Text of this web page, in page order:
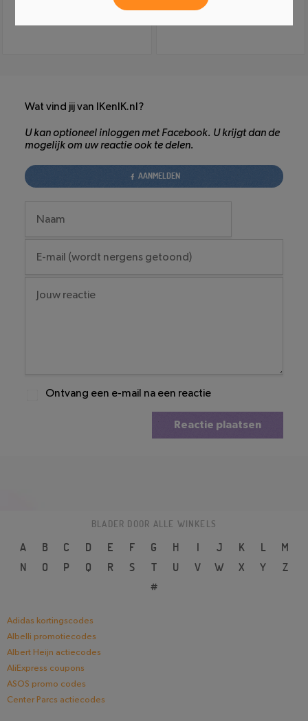
Wat vind jij van IKenIK.nl?
U kan optioneel inloggen met Facebook. U krijgt dan de
mogelijk om uw reactie ook te delen.
AANMELDEN
Ontvang een e-mail na een reactie
Reactie plaatsen
BLADER DOOR ALLE WINKELS
A B C D E F G H I J K L
M
N
O P Q R S T U V W X Y
Z
#
Adidas kortingscodes
Albelli promotiecodes
Albert Heijn actiecodes
AliExpress coupons
ASOS promo codes
Center Parcs actiecodes